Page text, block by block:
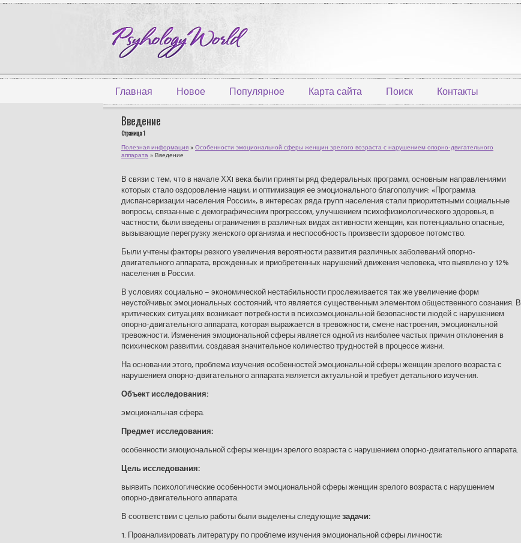
Главная Новое Популярное Карта сайта Поиск Контакты
Введение
Страница 1
Полезная информация » Особенности эмоциональной сферы женщин зрелого возраста с нарушением опорно-двигательного
аппарата » Введение
В связи с тем, что в начале ХХI века были приняты ряд федеральных программ, основным направлениями
которых стало оздоровление нации, и оптимизация ее эмоционального благополучия: «Программа
диспансеризации населения России», в интересах ряда групп населения стали приоритетными социальные
вопросы, связанные с демографическим прогрессом, улучшением психофизиологического здоровья, в
частности, были введены ограничения в различных видах активности женщин, как потенциально опасные,
вызывающие перегрузку женского организма и неспособность произвести здоровое потомство.
Были учтены факторы резкого увеличения вероятности развития различных заболеваний опорно-
двигательного аппарата, врожденных и приобретенных нарушений движения человека, что выявлено у 12%
населения в России.
В условиях социально – экономической нестабильности прослеживается так же увеличение форм
неустойчивых эмоциональных состояний, что является существенным элементом общественного сознания. В
критических ситуациях возникает потребности в психоэмоциональной безопасности людей с нарушением
опорно-двигательного аппарата, которая выражается в тревожности, смене настроения, эмоциональной
тревожности. Изменения эмоциональной сферы является одной из наиболее частых причин отклонения в
психическом развитии, создавая значительное количество трудностей в процессе жизни.
На основании этого, проблема изучения особенностей эмоциональной сферы женщин зрелого возраста с
нарушением опорно-двигательного аппарата является актуальной и требует детального изучения.
Объект исследования:
эмоциональная сфера.
Предмет исследования:
особенности эмоциональной сферы женщин зрелого возраста с нарушением опорно-двигательного аппарата.
Цель исследования:
выявить психологические особенности эмоциональной сферы женщин зрелого возраста с нарушением
опорно-двигательного аппарата.
В соответствии с целью работы были выделены следующиезадачи:
1. Проанализировать литературу по проблеме изучения эмоциональной сферы личности;